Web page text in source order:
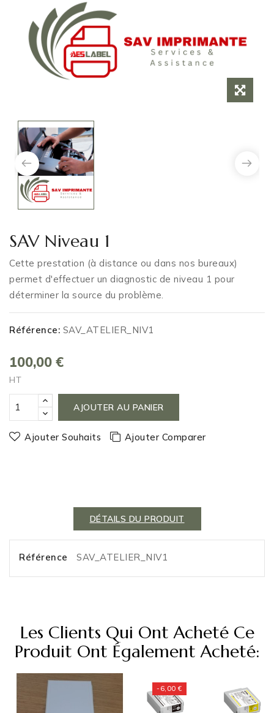
SAV Niveau 1
Cette prestation (à distance ou dans nos bureaux)
permet d'effectuer un diagnostic de niveau 1 pour
déterminer la source du problème.
Référence: SAV_ATELIER_NIV1
100,00 €
HT
AJOUTER AU PANIER
Ajouter Souhaits Ajouter Comparer
DÉTAILS DU PRODUIT
Référence SAV_ATELIER_NIV1
Les Clients Qui Ont Acheté Ce
Produit Ont Également Acheté:
-6,00 €